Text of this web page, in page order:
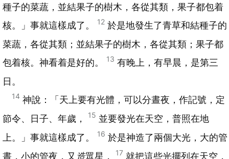
種子的菜蔬，並結果子的樹木，各從其類，果子都包着
核。」事就這樣成了。
12 於是地發生了青草和結種子的
菜蔬，各從其類；並結果子的樹木，各從其類；果子都
包着核。神看着是好的。
13 有晚上，有早晨，是第三
日。
14 神說：「天上要有光體，可以分晝夜，作記號，定
節令、日子、年歲，
15 並要發光在天空，普照在地
上。」事就這樣成了。
16 於是神造了兩個大光，大的管
晝，小的管夜，又 造眾星， 17 就把這些光擺列在天空，